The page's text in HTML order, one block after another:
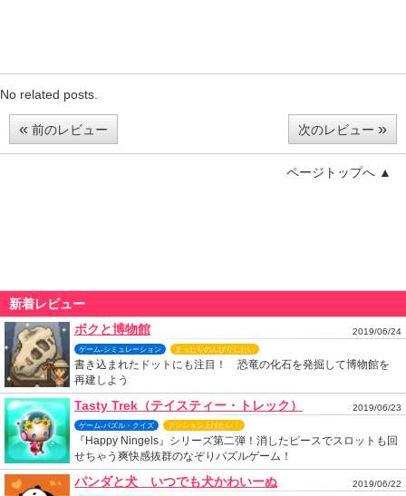
No related posts.
« 前のレビュー 次のレビュー »
ページトップへ ▲
新着レビュー
ボクと博物館
2019/06/24
ゲーム-シミュレーション まったりのんびりしたい
書き込まれたドットにも注目！ 恐竜の化石を発掘して博物館を
再建しよう
Tasty Trek（テイスティー・トレック） 2019/06/23
ゲーム-パズル・クイズ テンション上げたい！
『Happy Ningels』シリーズ第二弾！消したピースでスロットも回
せちゃう爽快感抜群のなぞりパズルゲーム！
パンダと犬 いつでも犬かわいーぬ 2019/06/22